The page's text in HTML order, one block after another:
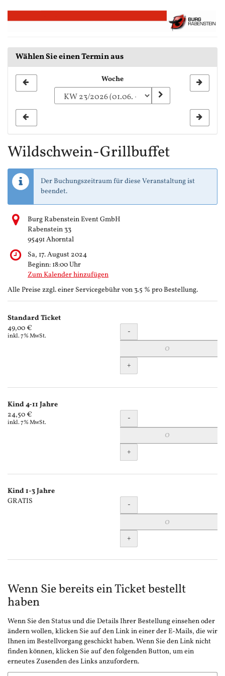
Zum
Haupt-
Wählen Sie einen Termin aus
zur
Woche
Wildschwein-Grillbuffet
Der Buchungszeitraum für diese Veranstaltung ist
beendet.
Burg Rabenstein Event GmbH
Rabenstein 33
95491 Ahorntal
Sa, 17. August 2024
Beginn: 18:00Uhr
Zum Kalender hinzufügen
Alle Preise zzgl. einer Servicegebühr von 3.5 % pro Bestellung.
Produkte
Unkategorisierte
Produkte
Standard Ticket
49,00 €
inkl. 7% MwSt. Menge
-
+
Kind 4-11 Jahre
24,50 €
inkl. 7% MwSt. Menge
-
+
Kind 1-3 Jahre
GRATIS
Menge
-
+
Wenn Sie bereits ein Ticket bestellt
haben
Wenn Sie den Status und die Details Ihrer Bestellung einsehen oder
ändern wollen, klicken Sie auf den Link in einer der E-Mails, die wir
Ihnen im Bestellvorgang geschickt haben. Wenn Sie den Link nicht
finden können, klicken Sie auf den folgenden Button, um ein
erneutes Zusenden des Links anzufordern.